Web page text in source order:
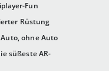
Fun
Rüstung
ohne Auto
süßeste AR-